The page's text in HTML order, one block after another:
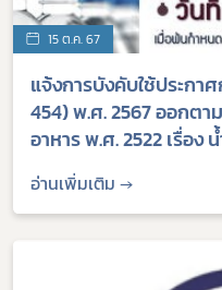
15 ต.ค. 67
แจ้งการบังคับใช้ประกา
454) พ.ศ. 2567 ออกต
อาหาร พ.ศ. 2522 เรื่อง
อ่านเพิ่มเติม →